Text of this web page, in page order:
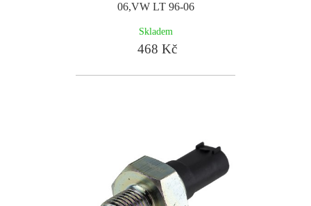
06,VW LT 96-06
Skladem
468 Kč